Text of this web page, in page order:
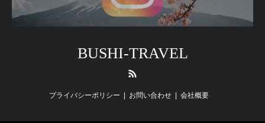
BUSHI-TRAVEL
プライバシーポリシー お問い合わせ 会社概要